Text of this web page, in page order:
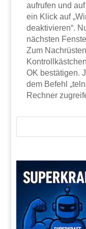
aufrufen und
ein Klick auf
deaktivieren“.
nächsten
Zum
OK bestätigen.
dem Befehl
Rechner